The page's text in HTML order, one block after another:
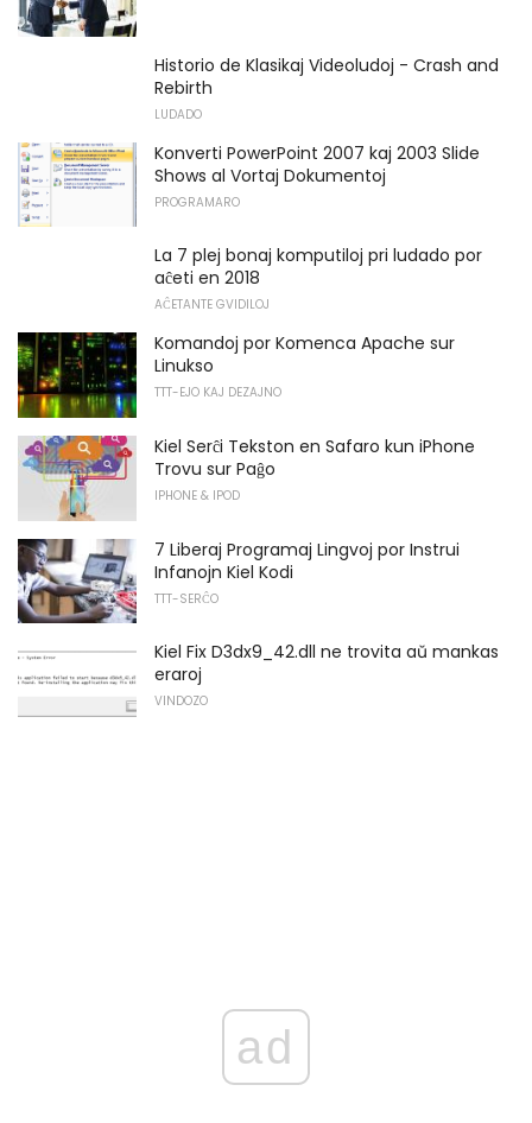
Historio de Klasikaj Videoludoj - Crash and
Rebirth
LUDADO
Konverti PowerPoint 2007 kaj 2003 Slide
Shows al Vortaj Dokumentoj
PROGRAMARO
La 7 plej bonaj komputiloj pri ludado por
aĉeti en 2018
AĈETANTE GVIDILOJ
Komandoj por Komenca Apache sur
Linukso
TTT-EJO KAJ DEZAJNO
Kiel Serĉi Tekston en Safaro kun iPhone
Trovu sur Paĝo
IPHONE & IPOD
7 Liberaj Programaj Lingvoj por Instrui
Infanojn Kiel Kodi
TTT-SERĈO
Kiel Fix D3dx9_42.dll ne trovita aŭ mankas
eraroj
VINDOZO
ad